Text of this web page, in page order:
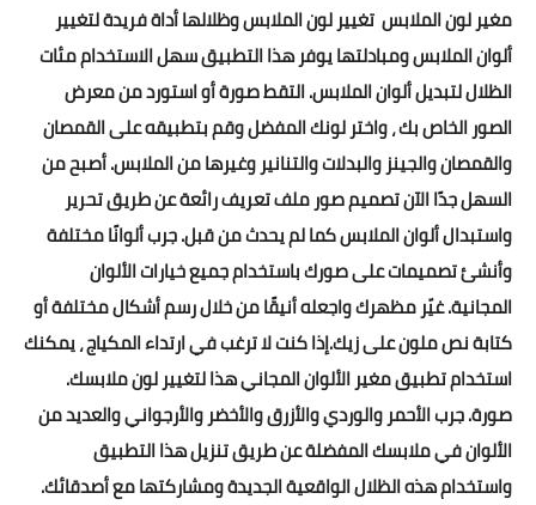
مغير لون الملابس تغيير لون الملابس وظلالها أداة فريدة لتغيير
ألوان الملابس ومبادلتها يوفر هذا التطبيق سهل الاستخدام مئات
الظلال لتبديل ألوان الملابس. التقط صورة أو استورد من معرض
الصور الخاص بك ، واختر لونك المفضل وقم بتطبيقه على القمصان
والقمصان والجينز والبدلات والتنانير وغيرها من الملابس. أصبح من
السهل جدًا الآن تصميم صور ملف تعريف رائعة عن طريق تحرير
واستبدال ألوان الملابس كما لم يحدث من قبل. جرب ألوانًا مختلفة
وأنشئ تصميمات على صورك باستخدام جميع خيارات الألوان
المجانية. غيّر مظهرك واجعله أنيقًا من خلال رسم أشكال مختلفة أو
كتابة نص ملون على زيك.إذا كنت لا ترغب في ارتداء المكياج ، يمكنك
استخدام تطبيق مغير الألوان المجاني هذا لتغيير لون ملابسك.
صورة. جرب الأحمر والوردي والأزرق والأخضر والأرجواني والعديد من
الألوان في ملابسك المفضلة عن طريق تنزيل هذا التطبيق
واستخدام هذه الظلال الواقعية الجديدة ومشاركتها مع أصدقائك.